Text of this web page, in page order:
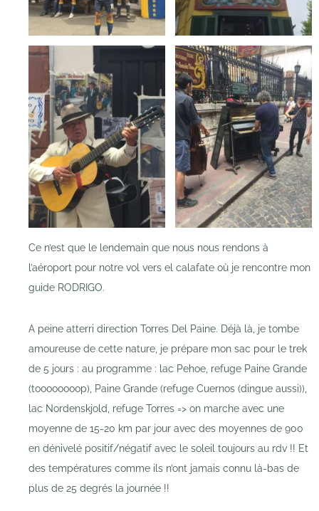
Ce n’est que le lendemain que nous nous rendons à
l’aéroport pour notre vol vers el calafate où je rencontre mon
guide RODRIGO.
A peine atterri direction Torres Del Paine. Déjà là, je tombe
amoureuse de cette nature, je prépare mon sac pour le trek
de 5 jours : au programme : lac Pehoe, refuge Paine Grande
(toooooooop), Paine Grande (refuge Cuernos (dingue aussi)),
lac Nordenskjold, refuge Torres => on marche avec une
moyenne de 15-20 km par jour avec des moyennes de 900
en dénivelé positif/négatif avec le soleil toujours au rdv !! Et
des températures comme ils n’ont jamais connu là-bas de
plus de 25 degrés la journée !!